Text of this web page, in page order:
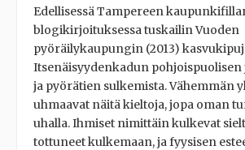
Edellisessä Tampereen
blogikirjoituksessa tuskailin Vuoden
pyöräilykaupungin (2013)
Itsenäisyydenkadun
ja pyörätien sulkemista. Vähemmän
uhmaavat näitä kieltoja, jopa oman
uhalla. Ihmiset nimittäin kulkevat
tottuneet kulkemaan, ja fyysisen